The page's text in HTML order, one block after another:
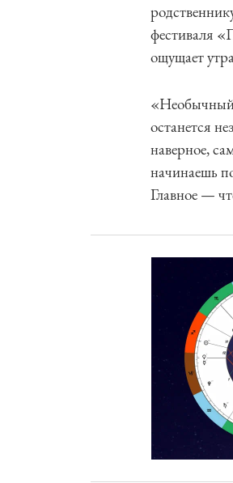
фестиваля
ощущает
«Необычный
останется
наверное,
начинаешь
Главное —